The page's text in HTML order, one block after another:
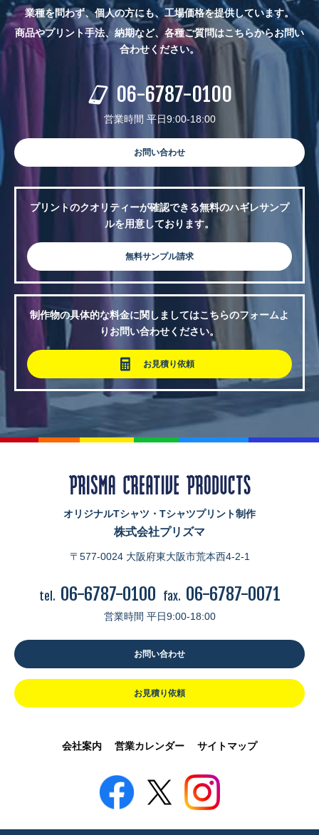
業種を問わず、個人の方にも、工場価格を提供しています。
商品やプリント手法、納期など、各種ご質問はこちらからお問い
合わせください。
06-6787-0100
営業時間 平日9:00-18:00
お問い合わせ
プリントのクオリティーが確認できる無料のハギレサンプ
ルを用意しております。
無料サンプル請求
制作物の具体的な料金に関しましてはこちらのフォームよ
りお問い合わせください。
お見積り依頼
オリジナルTシャツ・Tシャツプリント制作
株式会社プリズマ
〒577-0024 大阪府東大阪市荒本西4-2-1
tel. 06-6787-0100 fax. 06-6787-0071
営業時間 平日9:00-18:00
お問い合わせ
お見積り依頼
会社案内 営業カレンダー サイトマップ